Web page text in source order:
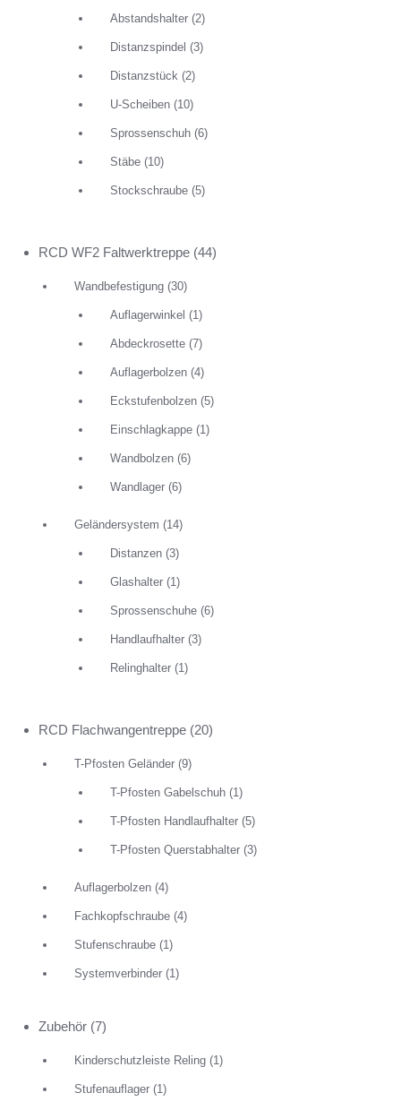
Abstandshalter (2)
Distanzspindel (3)
Distanzstück (2)
U-Scheiben (10)
Sprossenschuh (6)
Stäbe (10)
Stockschraube (5)
RCD WF2 Faltwerktreppe (44)
Wandbefestigung (30)
Auflagerwinkel (1)
Abdeckrosette (7)
Auflagerbolzen (4)
Eckstufenbolzen (5)
Einschlagkappe (1)
Wandbolzen (6)
Wandlager (6)
Geländersystem (14)
Distanzen (3)
Glashalter (1)
Sprossenschuhe (6)
Handlaufhalter (3)
Relinghalter (1)
RCD Flachwangentreppe (20)
T-Pfosten Geländer (9)
T-Pfosten Gabelschuh (1)
T-Pfosten Handlaufhalter (5)
T-Pfosten Querstabhalter (3)
Auflagerbolzen (4)
Fachkopfschraube (4)
Stufenschraube (1)
Systemverbinder (1)
Zubehör (7)
Kinderschutzleiste Reling (1)
Stufenauflager (1)